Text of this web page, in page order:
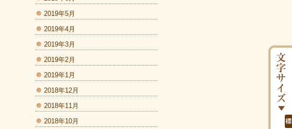
2019年5月
2019年4月
2019年3月
2019年2月
2019年1月
2018年12月
2018年11月
2018年10月